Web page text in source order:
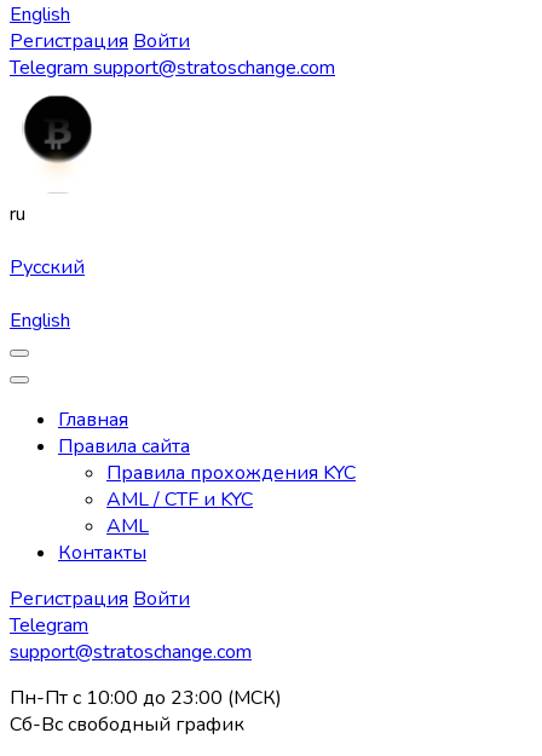
English
Регистрация Войти
Telegram support@stratoschange.com
ru
Русский
English
Главная
Правила сайта
Правила прохождения KYC
AML / CTF и KYC
AML
Контакты
Регистрация Войти
Telegram
support@stratoschange.com
Пн-Пт с 10:00 до 23:00 (МСК)
Сб-Вс свободный график